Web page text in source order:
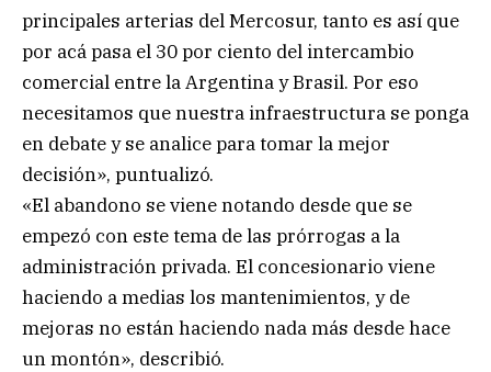
principales arterias del Mercosur, tanto es así que
por acá pasa el 30 por ciento del intercambio
comercial entre la Argentina y Brasil. Por eso
necesitamos que nuestra infraestructura se ponga
en debate y se analice para tomar la mejor
decisión», puntualizó.
«El abandono se viene notando desde que se
empezó con este tema de las prórrogas a la
administración privada. El concesionario viene
haciendo a medias los mantenimientos, y de
mejoras no están haciendo nada más desde hace
un montón», describió.